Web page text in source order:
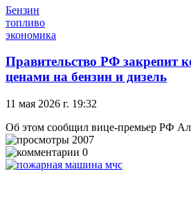
Бензин
топливо
экономика
Правительство РФ закрепит
ценами на бензин и дизель
11 мая 2026 г. 19:32
Об этом сообщил вице-премьер РФ
2007
0